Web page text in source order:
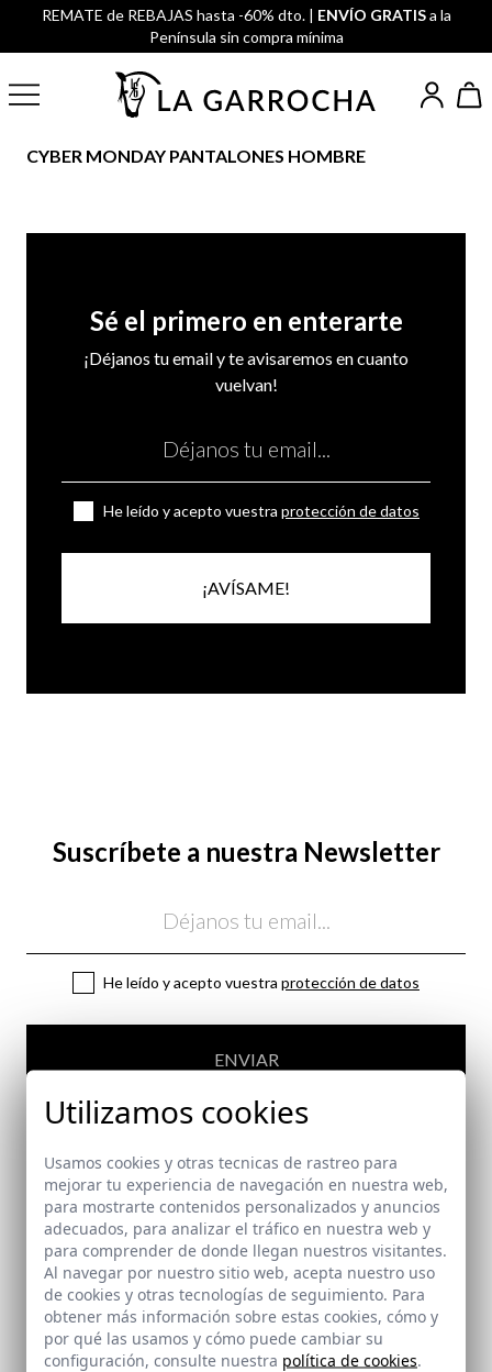
REMATE de REBAJAS hasta -60% dto. | ENVÍO GRATISa la
Península sin compra mínima
CYBER MONDAY PANTALONES HOMBRE
Sé el primero en enterarte
¡Déjanos tu email y te avisaremos en cuanto
vuelvan!
He leído y acepto vuestra protección de datos
¡AVÍSAME!
Suscríbete a nuestra Newsletter
He leído y acepto vuestra protección de datos
ENVIAR
PAGO SEGURO
GASTOS DE ENVÍO GRATIS
Utilizamos cookies
Usamos cookies y otras tecnicas de rastreo para
mejorar tu experiencia de navegación en nuestra web,
para mostrarte contenidos personalizados y anuncios
adecuados, para analizar el tráfico en nuestra web y
para comprender de donde llegan nuestros visitantes.
Al navegar por nuestro sitio web, acepta nuestro uso
de cookies y otras tecnologías de seguimiento. Para
obtener más información sobre estas cookies, cómo y
por qué las usamos y cómo puede cambiar su
configuración, consulte nuestra política de cookies.